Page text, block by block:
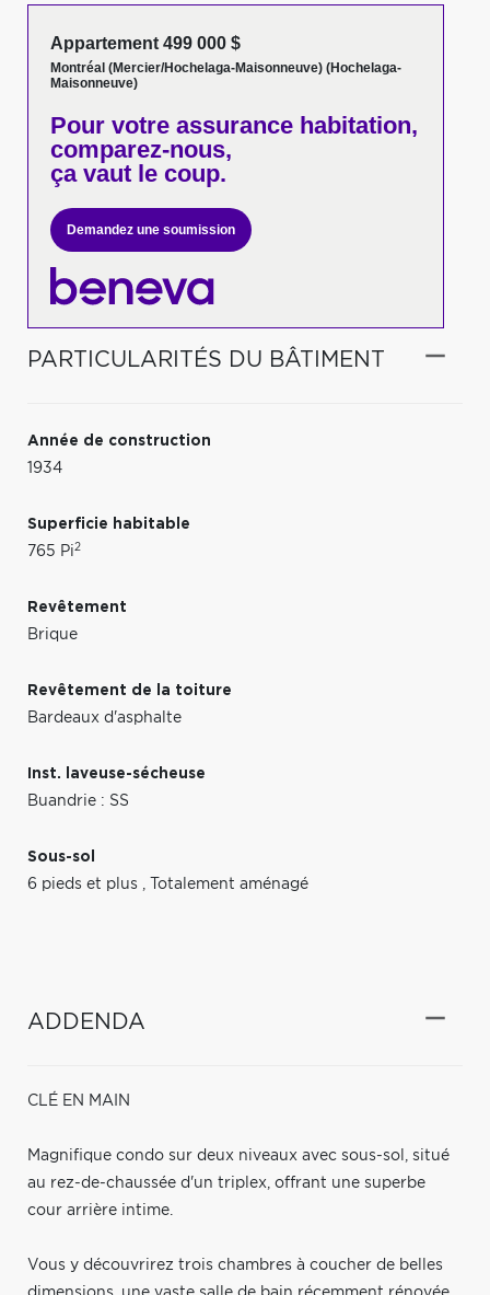
Appartement 499 000 $
Montréal (Mercier/Hochelaga-Maisonneuve) (Hochelaga-
Maisonneuve)
Pour votre assurance habitation,
comparez-nous,
ça vaut le coup.
Demandez une soumission
PARTICULARITÉS DU BÂTIMENT
Année de construction
1934
Superficie habitable
765 Pi2
Revêtement
Brique
Revêtement de la toiture
Bardeaux d'asphalte
Inst. laveuse-sécheuse
Buandrie : SS
Sous-sol
6 pieds et plus , Totalement aménagé
ADDENDA
CLÉ EN MAIN
Magnifique condo sur deux niveaux avec sous-sol, situé
au rez-de-chaussée d'un triplex, offrant une superbe
cour arrière intime.
Vous y découvrirez trois chambres à coucher de belles